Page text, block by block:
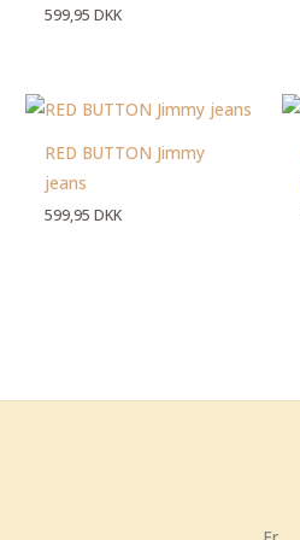
599,95DKK
RED BUTTON Jimmy
jeans
599,95DKK